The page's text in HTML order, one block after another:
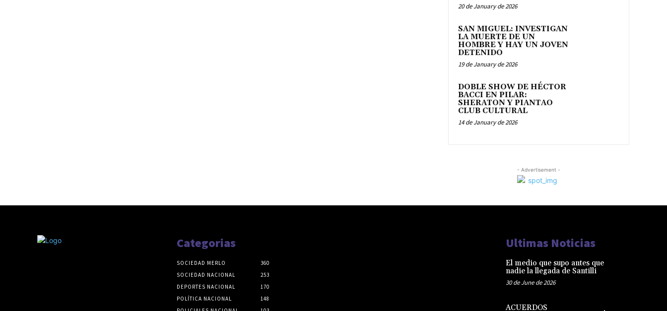
20 de January de 2026
SAN MIGUEL: INVESTIGAN
LA MUERTE DE UN
HOMBRE Y HAY UN JOVEN
DETENIDO
19 de January de 2026
DOBLE SHOW DE HÉCTOR
BACCI EN PILAR:
SHERATON Y PIANTAO
CLUB CULTURAL
14 de January de 2026
- Advertisement -
Categorias
SOCIEDAD MERLO
360
SOCIEDAD NACIONAL
253
DEPORTES NACIONAL
170
POLÍTICA NACIONAL
148
Ultimas Noticias
El medio que supo antes que
nadie la llegada de Santilli
30 de June de 2026
ACUERDOS